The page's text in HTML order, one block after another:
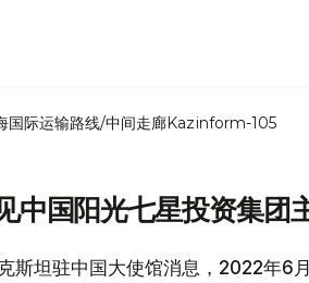
国际运输路线/中间走廊Kazinform-105
中国阳光七星投资集团
坦驻中国大使馆消息，2022年6